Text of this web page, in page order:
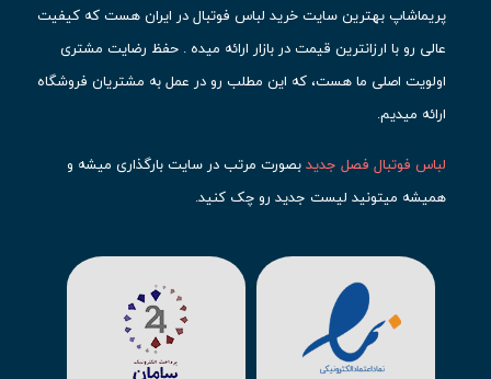
پریماشاپ بهترین سایت خرید لباس فوتبال در ایران هست که کیفیت
عالی رو با ارزانترین قیمت در بازار ارائه میده . حفظ رضایت مشتری
اولویت اصلی ما هست، که این مطلب رو در عمل به مشتریان فروشگاه
ارائه میدیم.
لباس فوتبال فصل جدیدبصورت مرتب در سایت بارگذاری میشه و
همیشه میتونید لیست جدید رو چک کنید.
حتما مشاهده کنید که قطعا برای تیم های مطرح دنیای فوتبال، تعداد
بیشتری محصول موجود میشه. این مورد شامل
لباس رئال مادرید
لباس اینتر میامی لباس منچستر سیتی